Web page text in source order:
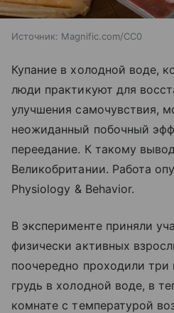
Источник: Magnific.com/CC0
Купание в холодной воде,
люди практикуют для
улучшения самочувствия,
неожиданный побочный
переедание. К такому
Великобритании. Работа
Physiology & Behavior.
В эксперименте приняли
физически активных
поочередно проходили три
грудь в холодной воде, в
комнате с температурой